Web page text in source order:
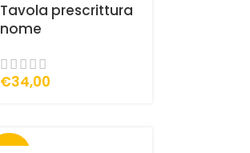
Tavola prescrittura
nome
€34,00